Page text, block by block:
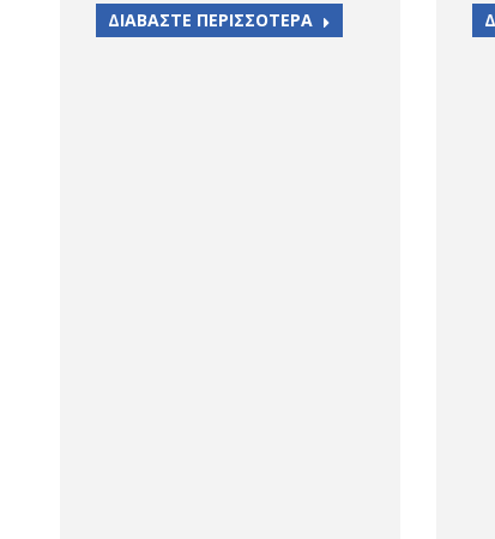
ΔΙΑΒΑΣΤΕ ΠΕΡΙΣΣΟΤΕΡΑ